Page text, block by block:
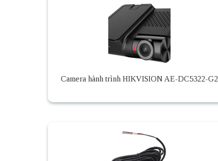
Camera hành trình HIKVISION AE-DC5322-G2